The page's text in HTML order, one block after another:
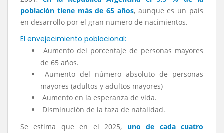
población tiene más de 65 años, aunque es un país
en desarrollo por el gran numero de nacimientos.
El envejecimiento poblacional:
Aumento del porcentaje de personas mayores
de 65 años.
Aumento del número absoluto de personas
mayores (adultos y adultos mayores)
Aumento en la esperanza de vida.
Disminución de la taza de natalidad.
Se estima que en el 2025, uno de cada cuatro